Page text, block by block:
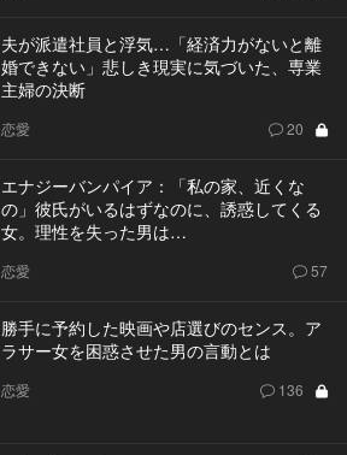
夫が派遣社員と浮気…「経済力がないと離
婚できない」悲しき現実に気づいた、専業
主婦の決断
恋愛 20
エナジーバンパイア：「私の家、近くな
の」彼氏がいるはずなのに、誘惑してくる
女。理性を失った男は…
恋愛 57
勝手に予約した映画や店選びのセンス。ア
ラサー女を困惑させた男の言動とは
恋愛 136